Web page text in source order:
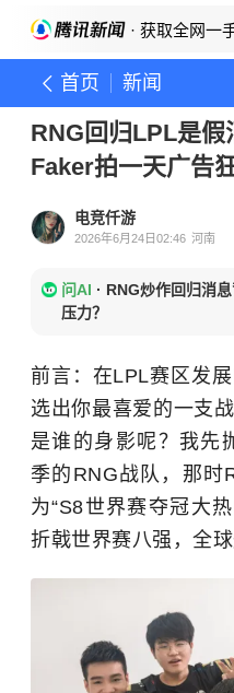
· 获取全网一
首页 新闻
RNG回归LPL是假
Faker拍一天广告
电竞仟游
2026年6月24日02:46 河南
问AI · RNG炒作回归消
压力？
前言：在LPL赛区发
选出你最喜爱的一支
是谁的身影呢？我先
季的RNG战队，那时
为“S8世界赛夺冠大
折戟世界赛八强，全球